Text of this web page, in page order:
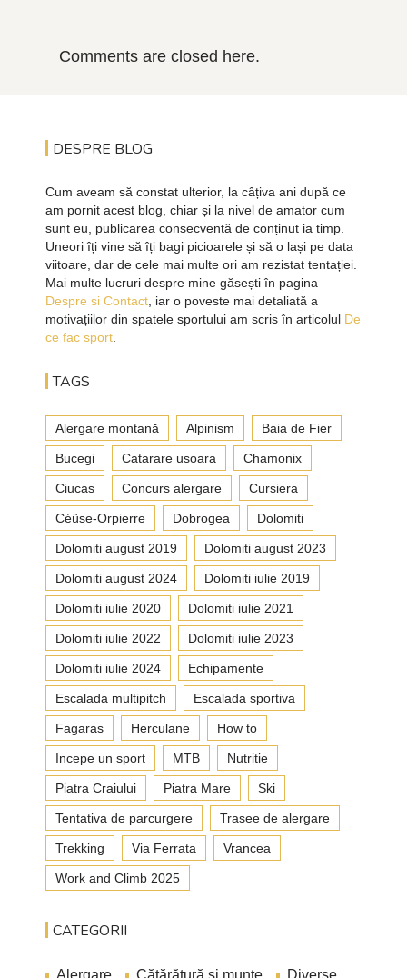
Comments are closed here.
DESPRE BLOG
Cum aveam să constat ulterior, la câțiva ani după ce
am pornit acest blog, chiar și la nivel de amator cum
sunt eu, publicarea consecventă de conținut ia timp.
Uneori îți vine să îți bagi picioarele și să o lași pe data
viitoare, dar de cele mai multe ori am rezistat tentației.
Mai multe lucruri despre mine găsești în pagina
Despre si Contact , iar o poveste mai detaliată a
motivațiilor din spatele sportului am scris în articolul De
ce fac sport
TAGS
Alergare montană Alpinism Baia de Fier
Bucegi Catarare usoara Chamonix
Ciucas Concurs alergare Cursiera
Céüse-Orpierre Dobrogea Dolomiti
Dolomiti august 2019 Dolomiti august 2023
Dolomiti august 2024 Dolomiti iulie 2019
Dolomiti iulie 2020 Dolomiti iulie 2021
Dolomiti iulie 2022 Dolomiti iulie 2023
Dolomiti iulie 2024 Echipamente
Escalada multipitch Escalada sportiva
Fagaras Herculane How to
Incepe un sport MTB Nutritie
Piatra Craiului Piatra Mare Ski
Tentativa de parcurgere Trasee de alergare
Trekking Via Ferrata Vrancea
Work and Climb 2025
CATEGORII
Alergare Căţărătură şi munte Diverse